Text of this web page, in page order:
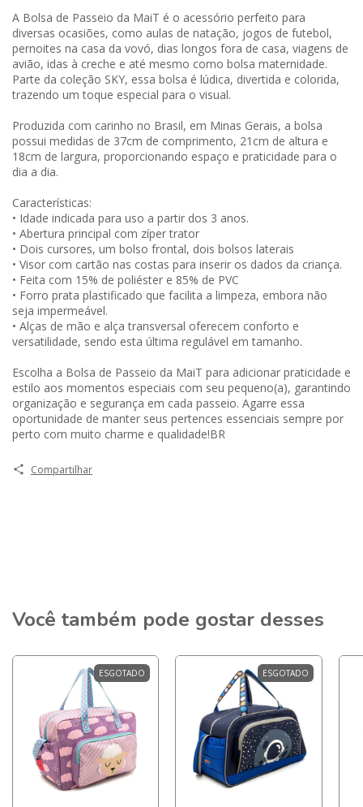
A Bolsa de Passeio da MaiT é o acessório perfeito para
diversas ocasiões, como aulas de natação, jogos de futebol,
pernoites na casa da vovó, dias longos fora de casa, viagens de
avião, idas à creche e até mesmo como bolsa maternidade.
Parte da coleção SKY, essa bolsa é lúdica, divertida e colorida,
trazendo um toque especial para o visual.
Produzida com carinho no Brasil, em Minas Gerais, a bolsa
possui medidas de 37cm de comprimento, 21cm de altura e
18cm de largura, proporcionando espaço e praticidade para o
dia a dia.
Características:
• Idade indicada para uso a partir dos 3 anos.
• Abertura principal com zíper trator
• Dois cursores, um bolso frontal, dois bolsos laterais
• Visor com cartão nas costas para inserir os dados da criança.
• Feita com 15% de poliéster e 85% de PVC
• Forro prata plastificado que facilita a limpeza, embora não
seja impermeável.
• Alças de mão e alça transversal oferecem conforto e
versatilidade, sendo esta última regulável em tamanho.
Escolha a Bolsa de Passeio da MaiT para adicionar praticidade e
estilo aos momentos especiais com seu pequeno(a), garantindo
organização e segurança em cada passeio. Agarre essa
oportunidade de manter seus pertences essenciais sempre por
perto com muito charme e qualidade!BR
Compartilhar
Você também pode gostar desses
ESGOTADO ESGOTADO